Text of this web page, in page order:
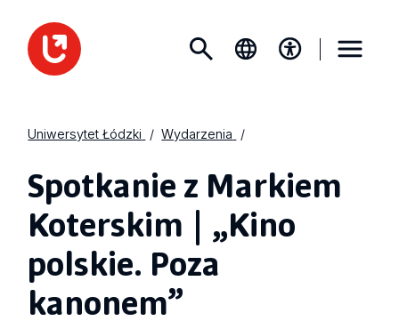
Uniwersytet Łódzki Wydarzenia
Spotkanie z Markiem
Koterskim | „Kino
polskie. Poza
kanonem”